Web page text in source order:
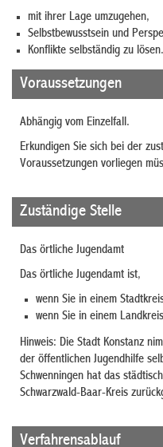
mit ihrer Lage umzugehen,
Selbstbewusstsein und
Konflikte selbständig zu lösen.
Voraussetzungen
Abhängig vom Einzelfall.
Erkundigen Sie sich bei der
Voraussetzungen vorliegen
Zuständige Stelle
Das örtliche Jugendamt
Das örtliche Jugendamt ist,
wenn Sie in einem
wenn Sie in einem
Hinweis: Die Stadt Konstanz
der öffentlichen Jugendhilfe
Schwenningen hat das
Schwarzwald-Baar-Kreis
Verfahrensablauf